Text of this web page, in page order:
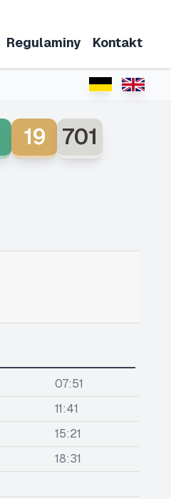
Regulaminy Kontakt
19 701
07:51
11:41
15:21
18:31